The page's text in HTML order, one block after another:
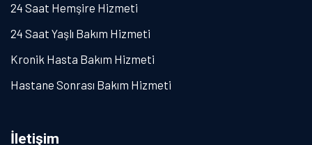
24 Saat Hemşire Hizmeti
24 Saat Yaşlı Bakım Hizmeti
Kronik Hasta Bakım Hizmeti
Hastane Sonrası Bakım Hizmeti
İletişim